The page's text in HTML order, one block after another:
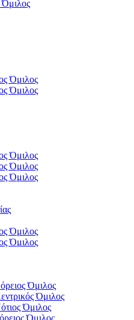
Όμιλος
Όμιλος
Όμιλος
Όμιλος
Όμιλος
Όμιλος
Όμιλος
Όμιλος
Όμιλος
Όμιλος
Όμιλος